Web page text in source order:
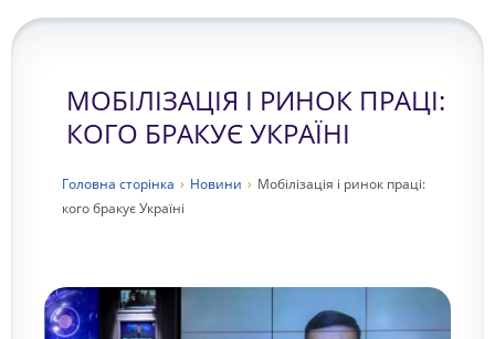
МОБІЛІЗАЦІЯ І РИНОК ПРАЦІ:
КОГО БРАКУЄ УКРАЇНІ
Головна сторiнка › Новини › Мобілізація і ринок праці:
кого бракує Україні